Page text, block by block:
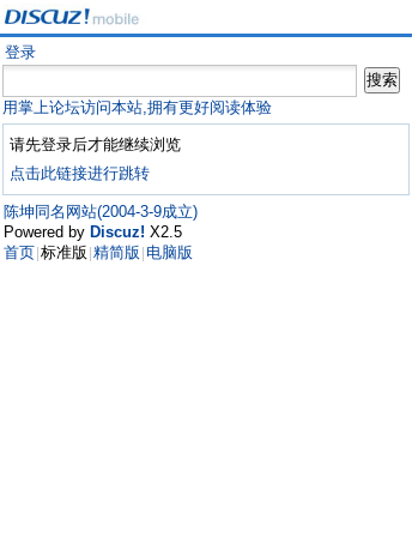
登录
用掌上论坛访问本站,拥有更好阅读体验
请先登录后才能继续浏览
点击此链接进行跳转
陈坤同名网站(2004-3-9成立)
Powered by Discuz! X2.5
首页 标准版 精简版 电脑版